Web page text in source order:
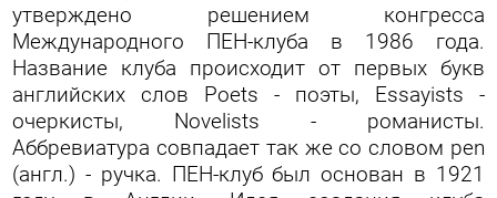
утверждено решением конгресса
Международного ПЕН-клуба в 1986 года.
Название клуба происходит от первых букв
английских слов Poets - поэты, Essayists -
очеркисты, Novelists - романисты.
Аббревиатура совпадает так же со словом pen
(англ.) - ручка. ПЕН-клуб был основан в 1921